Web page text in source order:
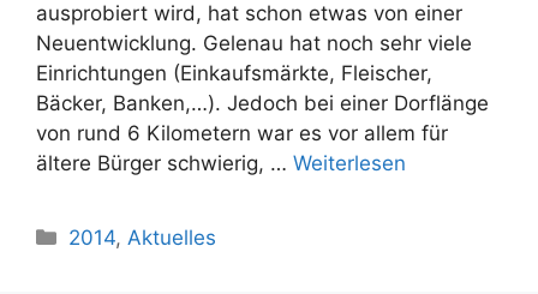
ausprobiert wird, hat schon etwas von einer
Neuentwicklung. Gelenau hat noch sehr viele
Einrichtungen (Einkaufsmärkte, Fleischer,
Bäcker, Banken,…). Jedoch bei einer Dorflänge
von rund 6 Kilometern war es vor allem für
ältere Bürger schwierig, … Weiterlesen
Kategorien
2014,Aktuelles